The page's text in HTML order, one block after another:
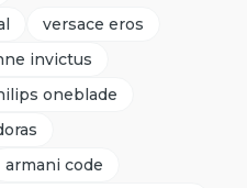
versace eros
invictus
oneblade
armani code